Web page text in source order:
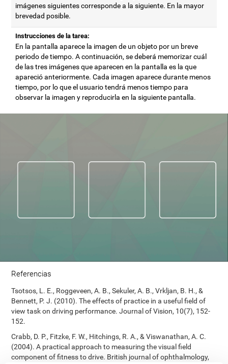
imágenes siguientes corresponde a la siguiente. En la mayor
brevedad posible.
Instrucciones de la tarea:
En la pantalla aparece la imagen de un objeto por un breve
periodo de tiempo. A continuación, se deberá memorizar cuál
de las tres imágenes que aparecen en la pantalla es la que
apareció anteriormente. Cada imagen aparece durante menos
tiempo, por lo que el usuario tendrá menos tiempo para
observar la imagen y reproducirla en la siguiente pantalla.
Referencias
Tsotsos, L. E., Roggeveen, A. B., Sekuler, A. B., Vrkljan, B. H., &
Bennett, P. J. (2010). The effects of practice in a useful field of
view task on driving performance. Journal of Vision, 10(7), 152-
152.
Crabb, D. P., Fitzke, F. W., Hitchings, R. A., & Viswanathan, A. C.
(2004). A practical approach to measuring the visual field
component of fitness to drive. British journal of ophthalmology,